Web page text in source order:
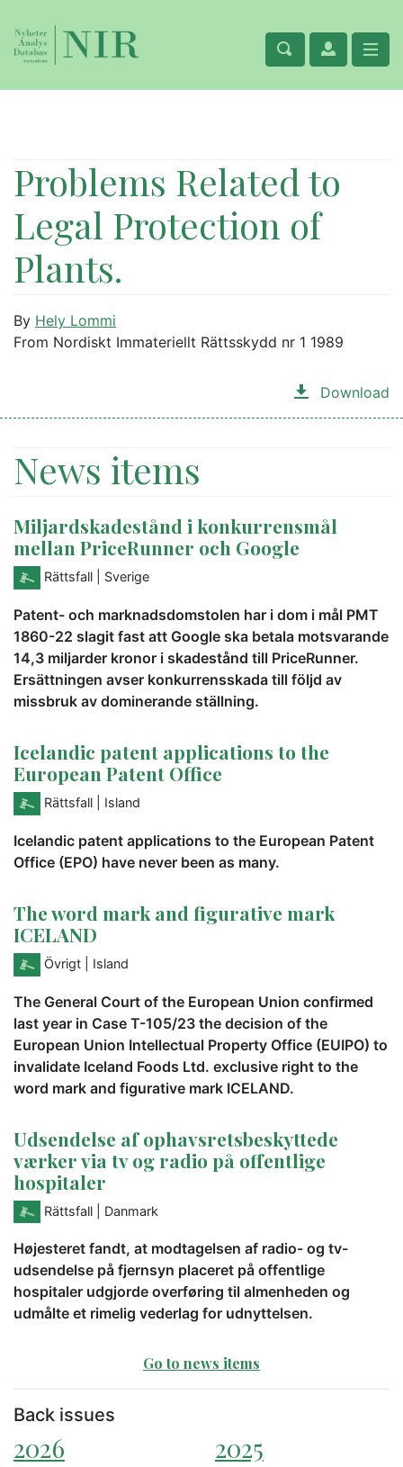
Problems Related to
Legal Protection of
Plants.
By Hely Lommi
From Nordiskt Immateriellt Rättsskydd nr 1 1989
Download
News items
Miljardskadestånd i konkurrensmål
mellan PriceRunner och Google
Rättsfall | Sverige
Patent- och marknadsdomstolen har i dom i mål PMT
1860-22 slagit fast att Google ska betala motsvarande
14,3 miljarder kronor i skadestånd till PriceRunner.
Ersättningen avser konkurrensskada till följd av
missbruk av dominerande ställning.
Icelandic patent applications to the
European Patent Office
Rättsfall | Island
Icelandic patent applications to the European Patent
Office (EPO) have never been as many.
The word mark and figurative mark
ICELAND
Övrigt | Island
The General Court of the European Union confirmed
last year in Case T-105/23 the decision of the
European Union Intellectual Property Office (EUIPO) to
invalidate Iceland Foods Ltd. exclusive right to the
word mark and figurative mark ICELAND.
Udsendelse af ophavsretsbeskyttede
værker via tv og radio på offentlige
hospitaler
Rättsfall | Danmark
Højesteret fandt, at modtagelsen af radio- og tv-
udsendelse på fjernsyn placeret på offentlige
hospitaler udgjorde overføring til almenheden og
udmålte et rimelig vederlag for udnyttelsen.
Go to news items
Back issues
2026
2025